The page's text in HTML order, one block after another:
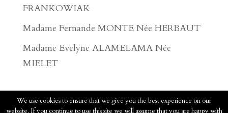
FRANKOWIAK
Madame Fernande MONTE Née HERBAUT
Madame Evelyne ALAMELAMA Née
MIELET
We use cookies to ensure that we give you the best experience on our
website. If you continue to use this site we will assume that you are happy with